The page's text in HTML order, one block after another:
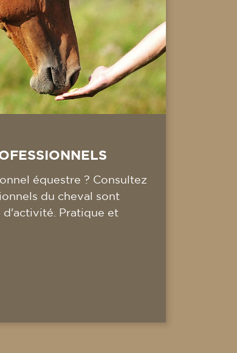
équestre ? Consultez
du cheval sont
d'activité. Pratique et